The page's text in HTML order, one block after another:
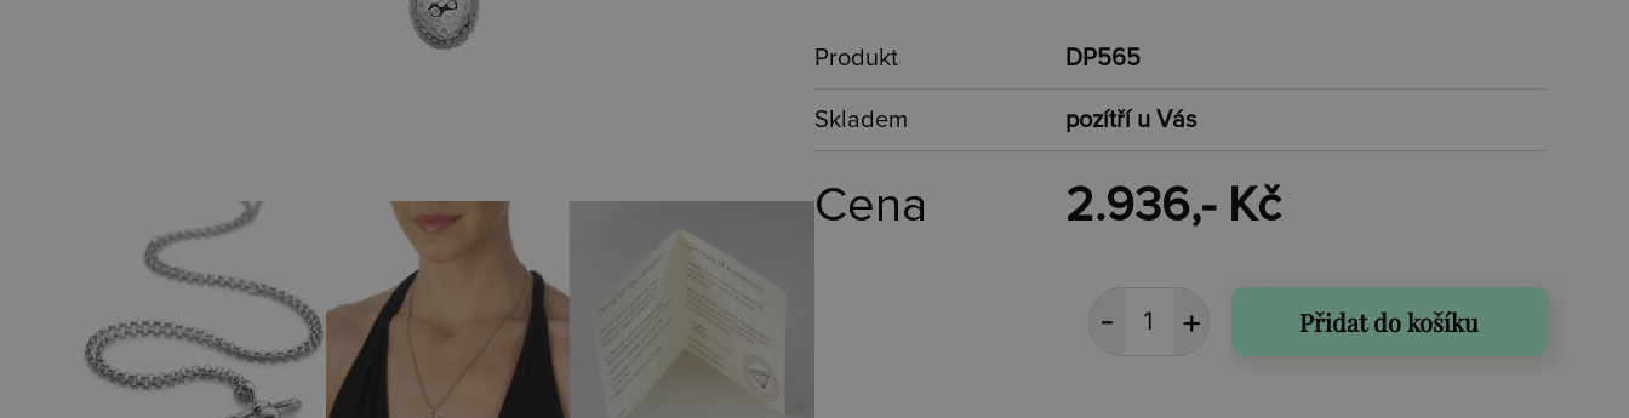
Produkt DP565
Skladem pozítří u Vás
Cena 2.936,- Kč
Přidat do košíku